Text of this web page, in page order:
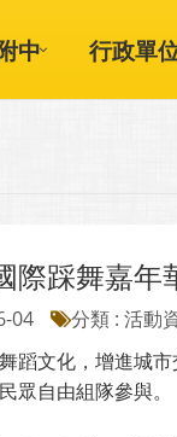
中 行政單
際踩舞嘉年
04 分類 : 活動
蹈文化，增進城
眾自由組隊參與。